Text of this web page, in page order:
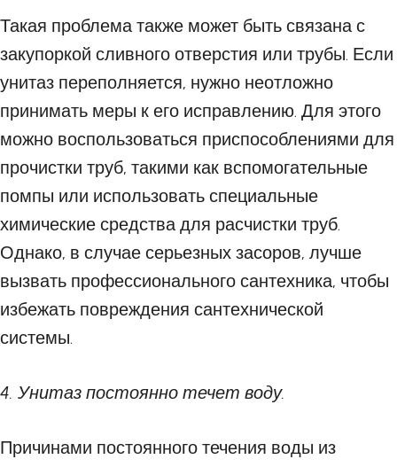
Такая проблема также может быть связана с
закупоркой сливного отверстия или трубы. Если
унитаз переполняется, нужно неотложно
принимать меры к его исправлению. Для этого
можно воспользоваться приспособлениями для
прочистки труб, такими как вспомогательные
помпы или использовать специальные
химические средства для расчистки труб.
Однако, в случае серьезных засоров, лучше
вызвать профессионального сантехника, чтобы
избежать повреждения сантехнической
системы.
4. Унитаз постоянно течет воду.
Причинами постоянного течения воды из